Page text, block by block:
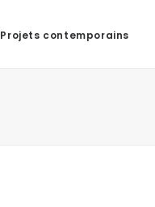
Projets contemporains